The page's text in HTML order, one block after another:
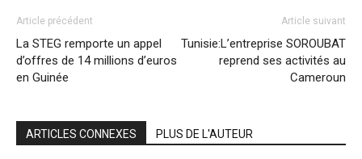
Article précédent
La STEG remporte un appel
d’offres de 14 millions d’euros
en Guinée
Article suivant
Tunisie:L’entreprise SOROUBAT
reprend ses activités au
Cameroun
ARTICLES CONNEXES PLUS DE L'AUTEUR